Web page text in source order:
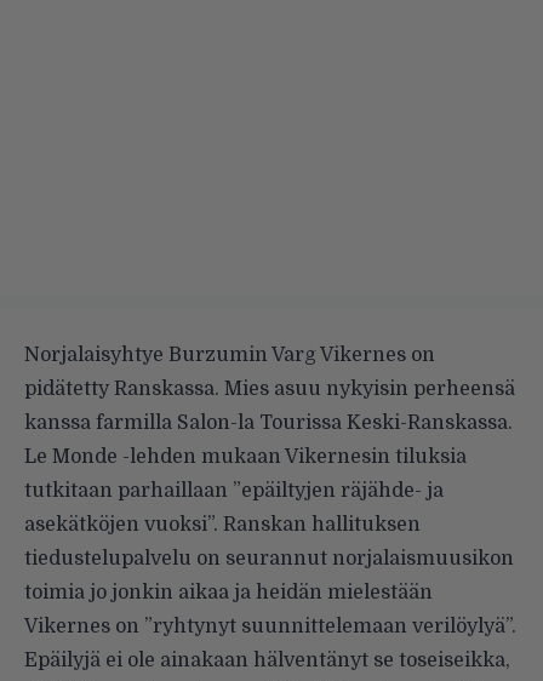
Norjalaisyhtye Burzumin Varg Vikernes on
pidätetty Ranskassa. Mies asuu nykyisin perheensä
kanssa farmilla Salon-la Tourissa Keski-Ranskassa.
Le Monde -lehden mukaan Vikernesin tiluksia
tutkitaan parhaillaan ”epäiltyjen räjähde- ja
asekätköjen vuoksi”. Ranskan hallituksen
tiedustelupalvelu on seurannut norjalaismuusikon
toimia jo jonkin aikaa ja heidän mielestään
Vikernes on ”ryhtynyt suunnittelemaan verilöylyä”.
Epäilyjä ei ole ainakaan hälventänyt se toseiseikka,